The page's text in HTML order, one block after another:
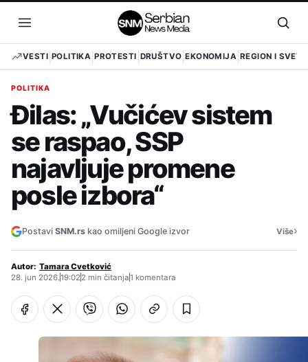
sadržaj
Otvori
meni
VESTI POLITIKA PROTESTI DRUŠTVO EKONOMIJA REGION I SVET
POLITIKA
Đilas: „Vučićev sistem
se raspao, SSP
najavljuje promene
posle izbora“
Postavi SNM.rs kao omiljeni Google izvor Više›
Autor: Tamara Cvetković
28. jun 2026.19:02 2 min čitanja1 komentara